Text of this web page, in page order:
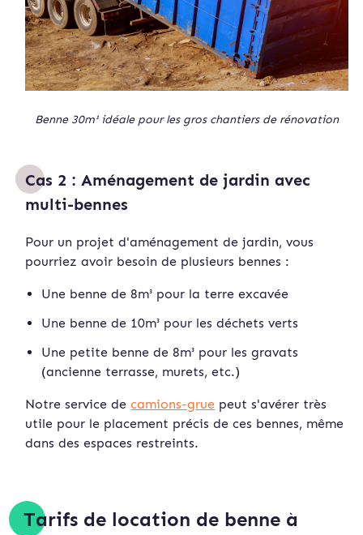
Benne 30m³ idéale pour les gros chantiers de rénovation
Cas 2 : Aménagement de jardin avec
multi-bennes
Pour un projet d'aménagement de jardin, vous
pourriez avoir besoin de plusieurs bennes :
Une benne de 8m³ pour la terre excavée
Une benne de 10m³ pour les déchets verts
Une petite benne de 8m³ pour les gravats
(ancienne terrasse, murets, etc.)
Notre service decamions-grue peut s'avérer très
utile pour le placement précis de ces bennes, même
dans des espaces restreints.
Tarifs de location de benne à